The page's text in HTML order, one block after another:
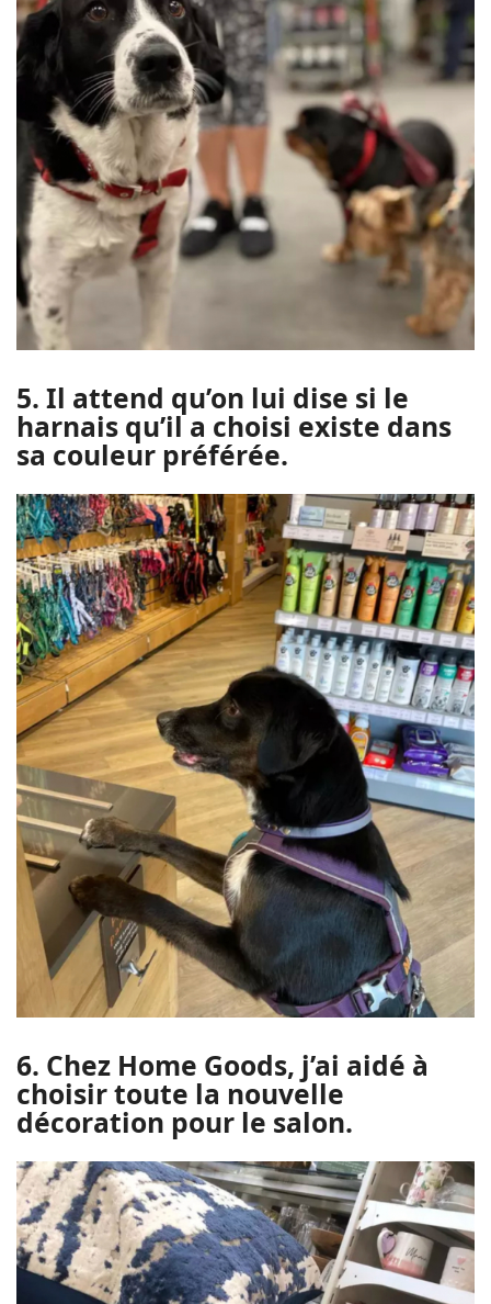
5. Il attend qu’on lui dise si le
harnais qu’il a choisi existe dans
sa couleur préférée.
6. Chez Home Goods, j’ai aidé à
choisir toute la nouvelle
décoration pour le salon.